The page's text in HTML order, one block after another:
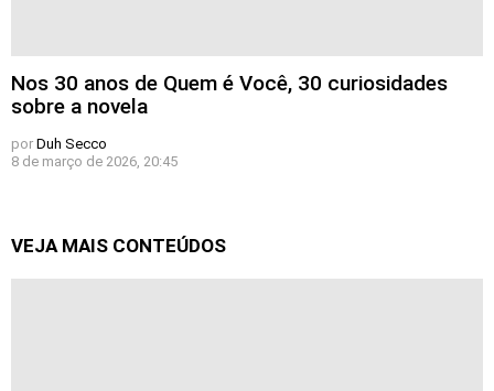
Nos 30 anos de Quem é Você, 30 curiosidades
sobre a novela
por Duh Secco
8 de março de 2026, 20:45
VEJA MAIS CONTEÚDOS